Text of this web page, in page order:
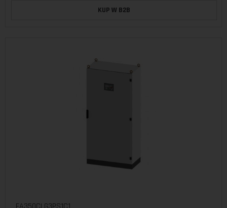
KUP W B2B